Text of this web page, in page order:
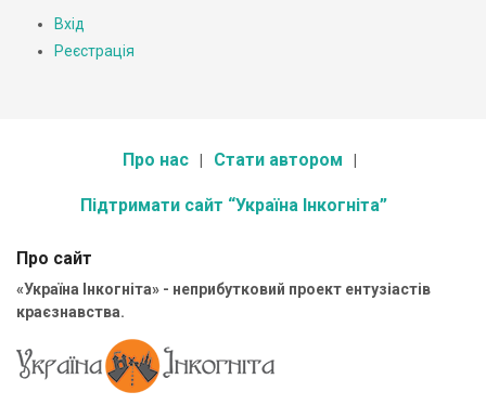
Вхід
Реєстрація
Про нас Стати автором
Підтримати сайт “Україна Інкогніта”
Про сайт
«Україна Інкогніта» - неприбутковий проект ентузіастів
краєзнавства.